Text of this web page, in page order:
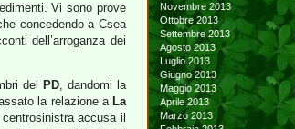
Vi sono prove
concedendo a Csea
dell’arroganza dei
del PD, dandomi la
la relazione a La
accusa il
Novembre 2013
Ottobre 2013
Settembre 2013
Agosto 2013
Luglio 2013
Giugno 2013
Maggio 2013
Aprile 2013
Marzo 2013